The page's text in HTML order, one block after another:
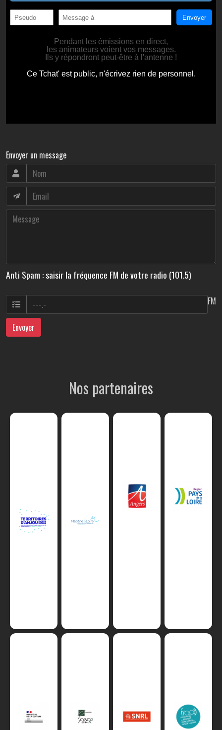
Envoyer un message
Anti Spam : saisir la fréquence FM de votre radio (101.5)
FM
Envoyer
Nos partenaires